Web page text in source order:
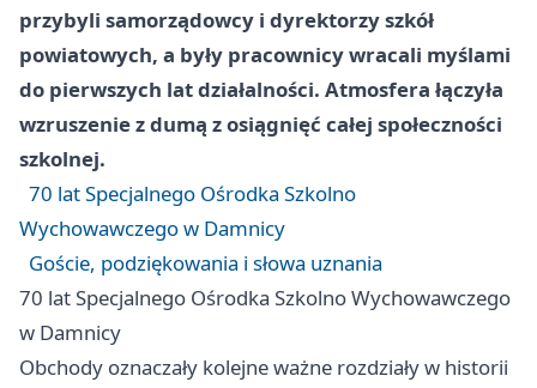
przybyli samorządowcy i dyrektorzy szkół
powiatowych, a były pracownicy wracali myślami
do pierwszych lat działalności. Atmosfera łączyła
wzruszenie z dumą z osiągnięć całej społeczności
szkolnej.
70 lat Specjalnego Ośrodka Szkolno
Wychowawczego w Damnicy
Goście, podziękowania i słowa uznania
70 lat Specjalnego Ośrodka Szkolno Wychowawczego
w Damnicy
Obchody oznaczały kolejne ważne rozdziały w historii